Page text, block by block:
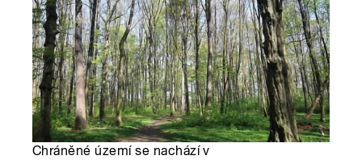
Chráněné území se nachází v